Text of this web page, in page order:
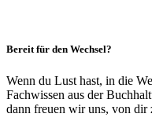
Bereit für den Wechsel?
Wenn du Lust hast, in die
Fachwissen aus der
dann freuen wir uns, von dir